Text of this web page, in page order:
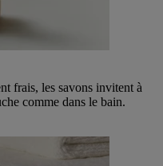
frais, les savons invitent à
comme dans le bain.